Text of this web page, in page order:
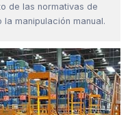
de las normativas de
manipulación manual.